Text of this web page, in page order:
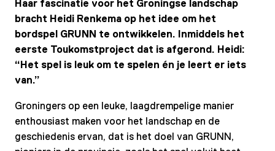
Haar fascinatie voor het Groningse landschap
bracht Heidi Renkema op het idee om het
bordspel GRUNN te ontwikkelen. Inmiddels het
eerste Toukomstproject dat is afgerond. Heidi:
“Het spel is leuk om te spelen én je leert er iets
van.”
Groningers op een leuke, laagdrempelige manier
enthousiast maken voor het landschap en de
geschiedenis ervan, dat is het doel van GRUNN,